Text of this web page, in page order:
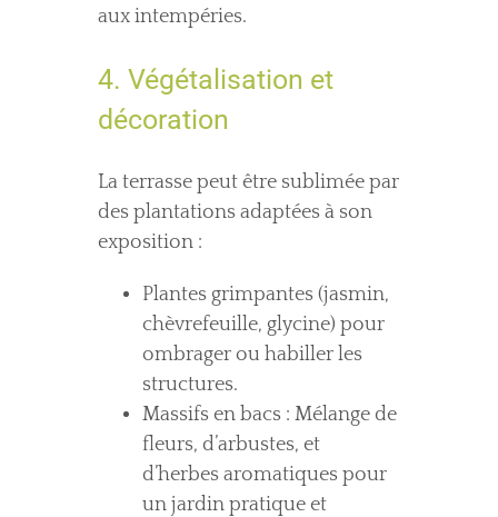
aux intempéries.
4. Végétalisation et
décoration
La terrasse peut être sublimée par
des plantations adaptées à son
exposition :
Plantes grimpantes (jasmin,
chèvrefeuille, glycine) pour
ombrager ou habiller les
structures.
Massifs en bacs : Mélange de
fleurs, d’arbustes, et
d’herbes aromatiques pour
un jardin pratique et